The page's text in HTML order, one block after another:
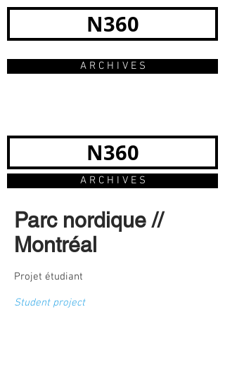
N360
A R C H I V E S
N360
A R C H I V E S
Parc nordique //
Montréal
Projet étudiant
Student project